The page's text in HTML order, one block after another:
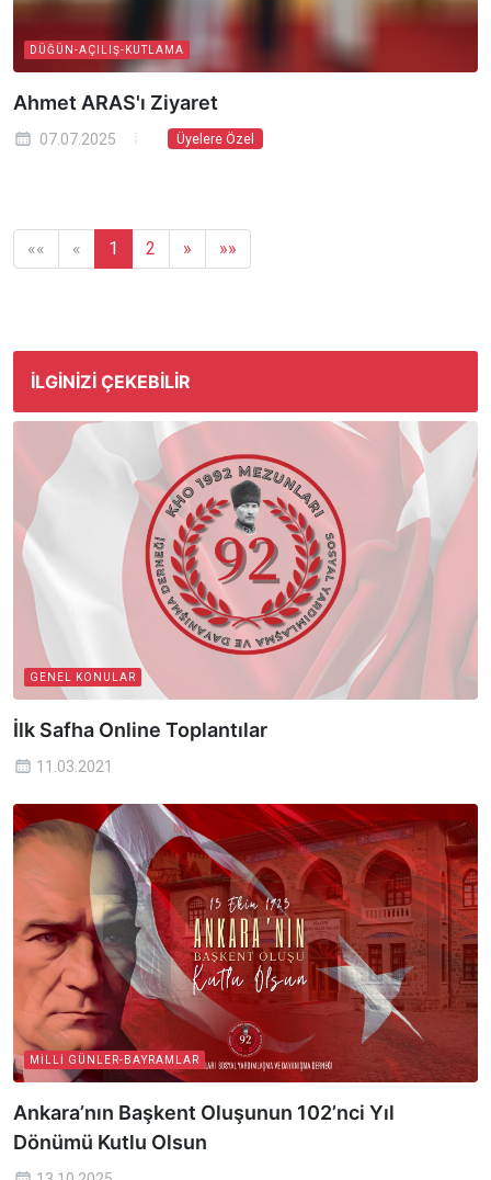
DÜĞÜN-AÇILIŞ-KUTLAMA
Ahmet ARAS'ı Ziyaret
07.07.2025 Üyelere Özel
«« « 1 2 » »»
İLGINIZI ÇEKEBILIR
GENEL KONULAR
İlk Safha Online Toplantılar
11.03.2021
MILLI GÜNLER-BAYRAMLAR
Ankara’nın Başkent Oluşunun 102’nci Yıl
Dönümü Kutlu Olsun